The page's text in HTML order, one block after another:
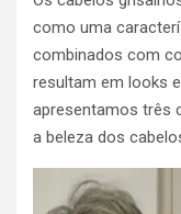
como uma
combinados com
resultam em looks
apresentamos três
a beleza dos